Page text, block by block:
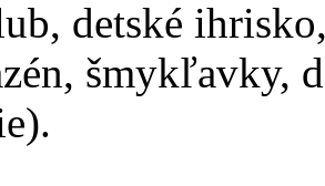
detské
šmykľavky,